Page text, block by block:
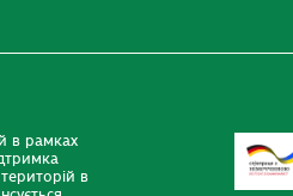
в рамках
в